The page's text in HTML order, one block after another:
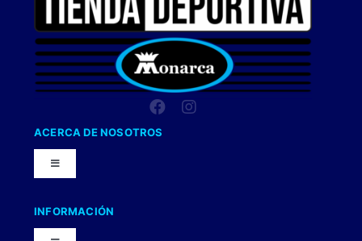
ACERCA DE NOSOTROS
Toggle
Navigation
Nuestra Compañia
INFORMACIÓN